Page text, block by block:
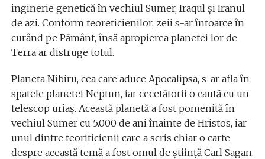
inginerie genetică în vechiul Sumer, Iraqul și Iranul
de azi. Conform teoreticienilor, zeii s-ar întoarce în
curând pe Pământ, însă apropierea planetei lor de
Terra ar distruge totul.
Planeta Nibiru, cea care aduce Apocalipsa, s-ar afla în
spatele planetei Neptun, iar cecetătorii o caută cu un
telescop uriaș. Această planetă a fost pomenită în
vechiul Sumer cu 5.000 de ani înainte de Hristos, iar
unul dintre teoriticienii care a scris chiar o carte
despre această temă a fost omul de știință Carl Sagan.